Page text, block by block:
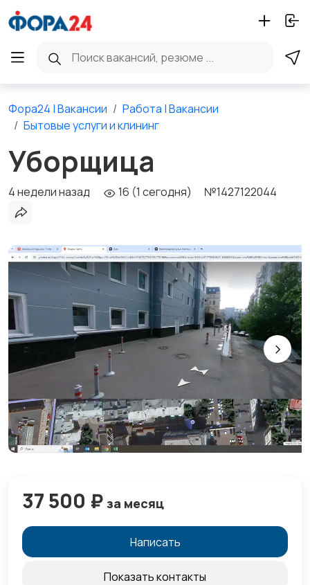
Фора24 | Вакансии
Работа | Вакансии
Бытовые услуги и клининг
Уборщица
4 недели назад 16 (1 сегодня) №1427122044
37 500 ₽ за месяц
Написать
Показать контакты